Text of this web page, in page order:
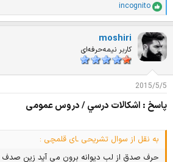
ا
م
ت
ی
ا
ز
ت
:
incognito
moshiri
کاربر نیمه‌حرفه‌ای
2015/5/5
پاسخ : اشكالات درسي / دروس عمومی
به نقل از سوال تشریحی ـای قلمچی :
حرف صدق از لب دیوانه برون می آید زین صدف